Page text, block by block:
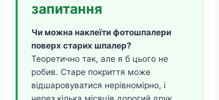
запитання
Чи можна наклеїти фотошпалери
поверх старих шпалер?
Теоретично так, але я б цього не
робив. Старе покриття може
відшаровуватися нерівномірно, і